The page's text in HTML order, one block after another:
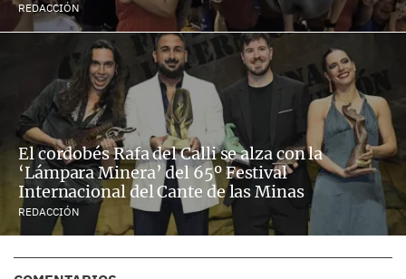
REDACCIÓN
El cordobés Rafa del Calli se alza con la
‘Lámpara Minera’ del 65º Festival
Internacional del Cante de las Minas
REDACCIÓN